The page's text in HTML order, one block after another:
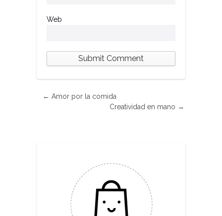
Web
← Amor por la comida
Creatividad en mano →